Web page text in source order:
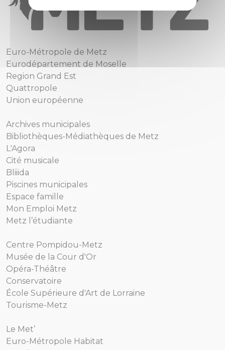
Euro-Métropole de Metz
Eurodépartement de Moselle
Region Grand Est
Quattropole
Union européenne
Archives municipales
Bibliothèques-Médiathèques de Metz
L'Agora
Cité musicale
Bliiida
Piscines municipales
Espace famille
Mon Emploi Metz
Metz l’étudiante
Centre Pompidou-Metz
Musée de la Cour d'Or
Opéra-Théâtre
Conservatoire
École Supérieure d'Art de Lorraine
Tourisme-Metz
Le Met’
Euro-Métropole Habitat